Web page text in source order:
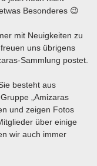
Besonderes 😉
mit Neuigkeiten zu
uns übrigens
Sammlung postet.
besteht aus
„Amizaras
und zeigen Fotos
über einige
wir auch immer